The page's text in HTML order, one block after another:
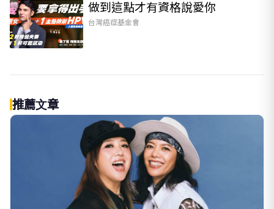
PR 做到這點才有資格說愛你
台灣癌症基金會
推薦文章